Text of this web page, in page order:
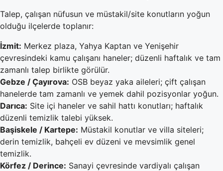
Talep, çalışan nüfusun ve müstakil/site konutların yoğun
olduğu ilçelerde toplanır:
İzmit: Merkez plaza, Yahya Kaptan ve Yenişehir
çevresindeki kamu çalışanı haneler; düzenli haftalık ve tam
zamanlı talep birlikte görülür.
Gebze / Çayırova: OSB beyaz yaka aileleri; çift çalışan
hanelerde tam zamanlı ve yemek dahil pozisyonlar yoğun.
Darıca: Site içi haneler ve sahil hattı konutları; haftalık
düzenli temizlik talebi yüksek.
Başiskele / Kartepe: Müstakil konutlar ve villa siteleri;
derin temizlik, bahçeli ev düzeni ve mevsimlik genel
temizlik.
Körfez / Derince: Sanayi çevresinde vardiyalı çalışan